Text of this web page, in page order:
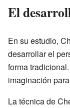
El
En su estudio,
desarrollar el
forma
imaginación
La técnica de